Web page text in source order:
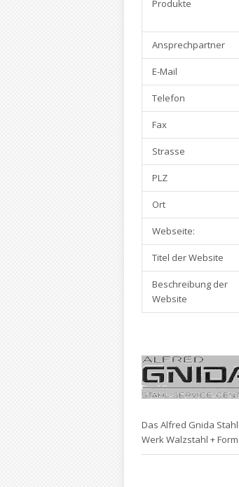
Produkte
Ansprechpartner
E-Mail
Telefon
Fax
Strasse
PLZ
Ort
Webseite:
Titel der Website
Beschreibung der
Website
Das Alfred Gnida
Werk Walzstahl +